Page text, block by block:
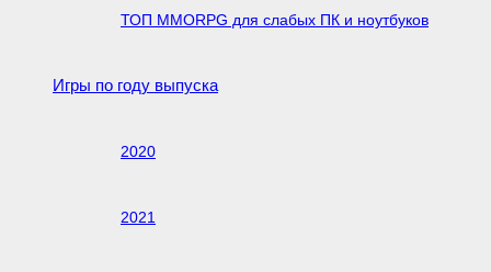
ТОП MMORPG для слабых ПК и ноутбуков
Игры по году выпуска
2020
2021